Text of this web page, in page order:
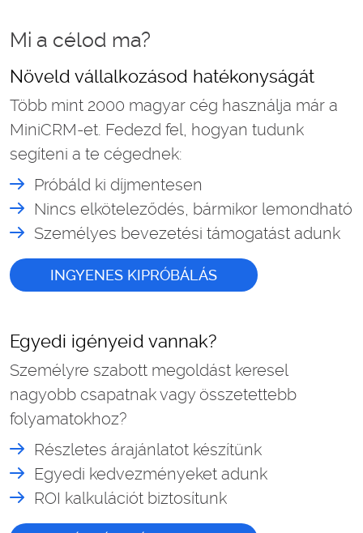
Mi a célod ma?
Növeld vállalkozásod hatékonyságát
Több mint 2000 magyar cég használja már a
MiniCRM-et. Fedezd fel, hogyan tudunk
segíteni a te cégednek:
Próbáld ki díjmentesen
Nincs elköteleződés, bármikor lemondható
Személyes bevezetési támogatást adunk
INGYENES KIPRÓBÁLÁS
Egyedi igényeid vannak?
Személyre szabott megoldást keresel
nagyobb csapatnak vagy összetettebb
folyamatokhoz?
Részletes árajánlatot készítünk
Egyedi kedvezményeket adunk
ROI kalkulációt biztosítunk